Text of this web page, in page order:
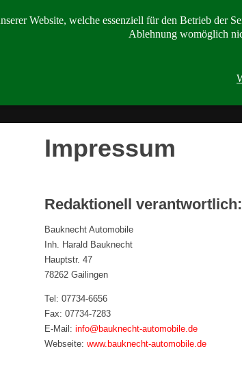
Impressum
Redaktionell verantwortlich:
Bauknecht Automobile
Inh. Harald Bauknecht
Hauptstr. 47
78262 Gailingen
Tel: 07734-6656
Fax: 07734-7283
E-Mail: info@bauknecht-automobile.de
Webseite: www.bauknecht-automobile.de
Website, welche essenziell für den Betrieb der
Ablehnung womöglich